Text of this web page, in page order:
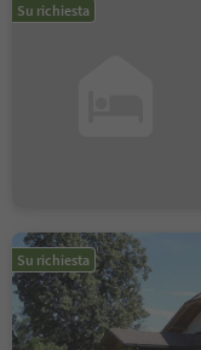
Su richiesta
Su richiesta